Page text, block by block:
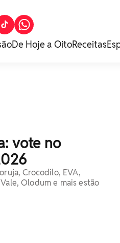
De Hoje a OitoReceitas
vote no
Crocodilo, EVA,
Olodum e mais estão